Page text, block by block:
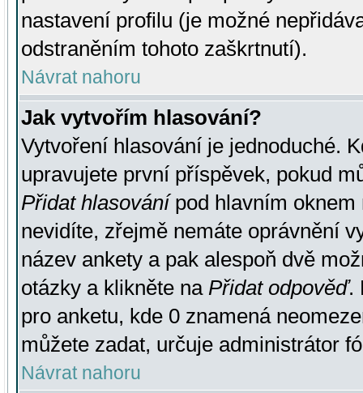
nastavení profilu (je možné
odstraněním tohoto zaškrtnutí).
Návrat nahoru
Jak vytvořím hlasování?
Vytvoření hlasování je jednoduché.
upravujete první příspěvek, pokud
Přidat hlasovánípod hlavním oknem
nevidíte, zřejmě nemáte oprávnění
název ankety a pak alespoň dvě
otázky a klikněte na Přidat odpověď.
pro anketu, kde 0 znamená
můžete zadat, určuje administrátor
Návrat nahoru